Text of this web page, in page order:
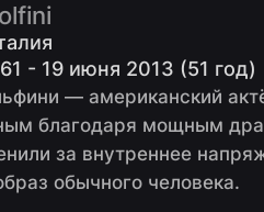
- 19 июня 2013 (51 год)
— американский
благодаря мощным
за внутреннее
обычного человека.